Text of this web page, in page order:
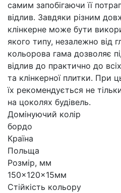
самим запобігаючи її
відлив. Завдяки різним
клінкерне може бути
якого типу, незалежно від
кольорова гама дозволяє
відлив до практично до
та клінкерної плитки. При
їх рекомендується не
на цоколях будівель.
Домінуючий колір
бордо
Країна
Польща
Розмір, мм
150x120x15мм
Стійкість кольору